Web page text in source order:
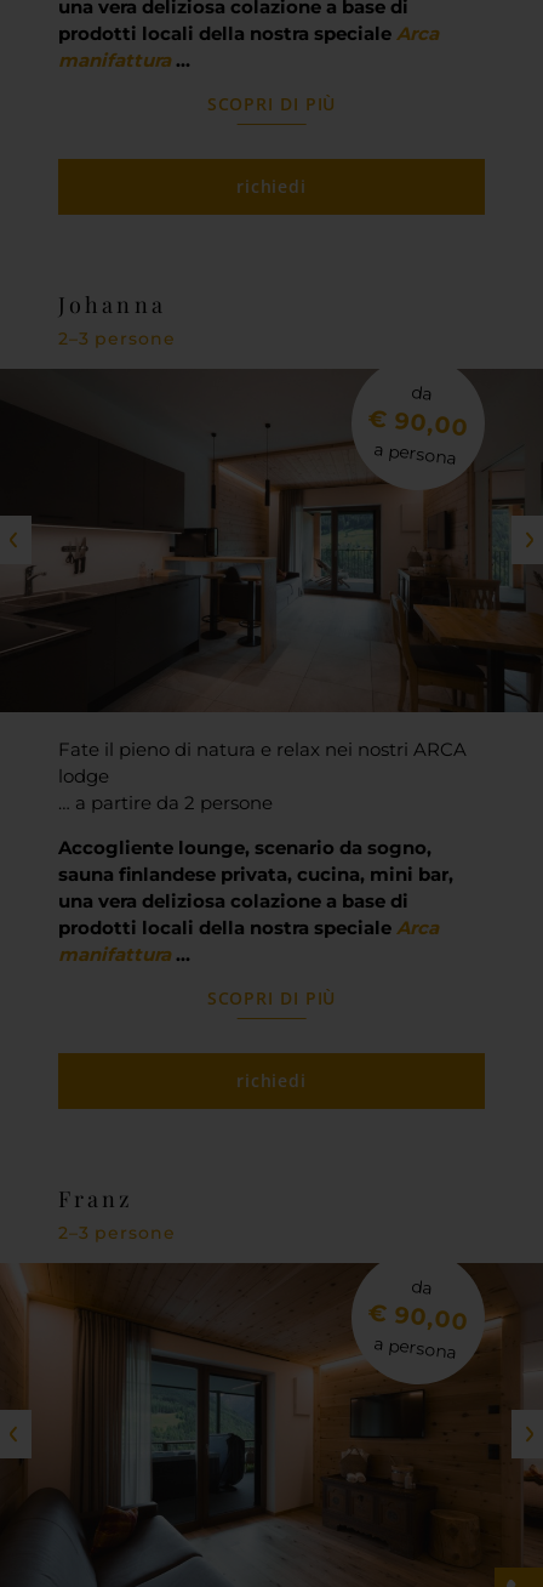
una vera deliziosa colazione a base di
prodotti locali della nostra speciale Arca
manifattura…
SCOPRI DI PIÙ
richiedi
Johanna
2–3 persone
da
€ 90,00
a persona
Fate il pieno di natura e relax nei nostri ARCA
lodge
… a partire da 2 persone
Accogliente lounge, scenario da sogno,
sauna finlandese privata, cucina, mini bar,
una vera deliziosa colazione a base di
prodotti locali della nostra speciale Arca
manifattura…
SCOPRI DI PIÙ
richiedi
Franz
2–3 persone
da
€ 90,00
a persona